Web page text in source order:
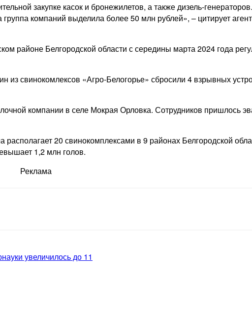
закупке касок и бронежилетов, а также дизель-
компаний выделила более 50 млн рублей», – цитирует
районе Белгородской области с середины марта 2024 года
свинокомлексов «Агро-Белогорье» сбросили 4 взрывных
компании в селе Мокрая Орловка. Сотрудников пришлось
20 свинокомплексами в 9 районах Белгородской
1,2 млн голов.
Реклама
увеличилось до 11